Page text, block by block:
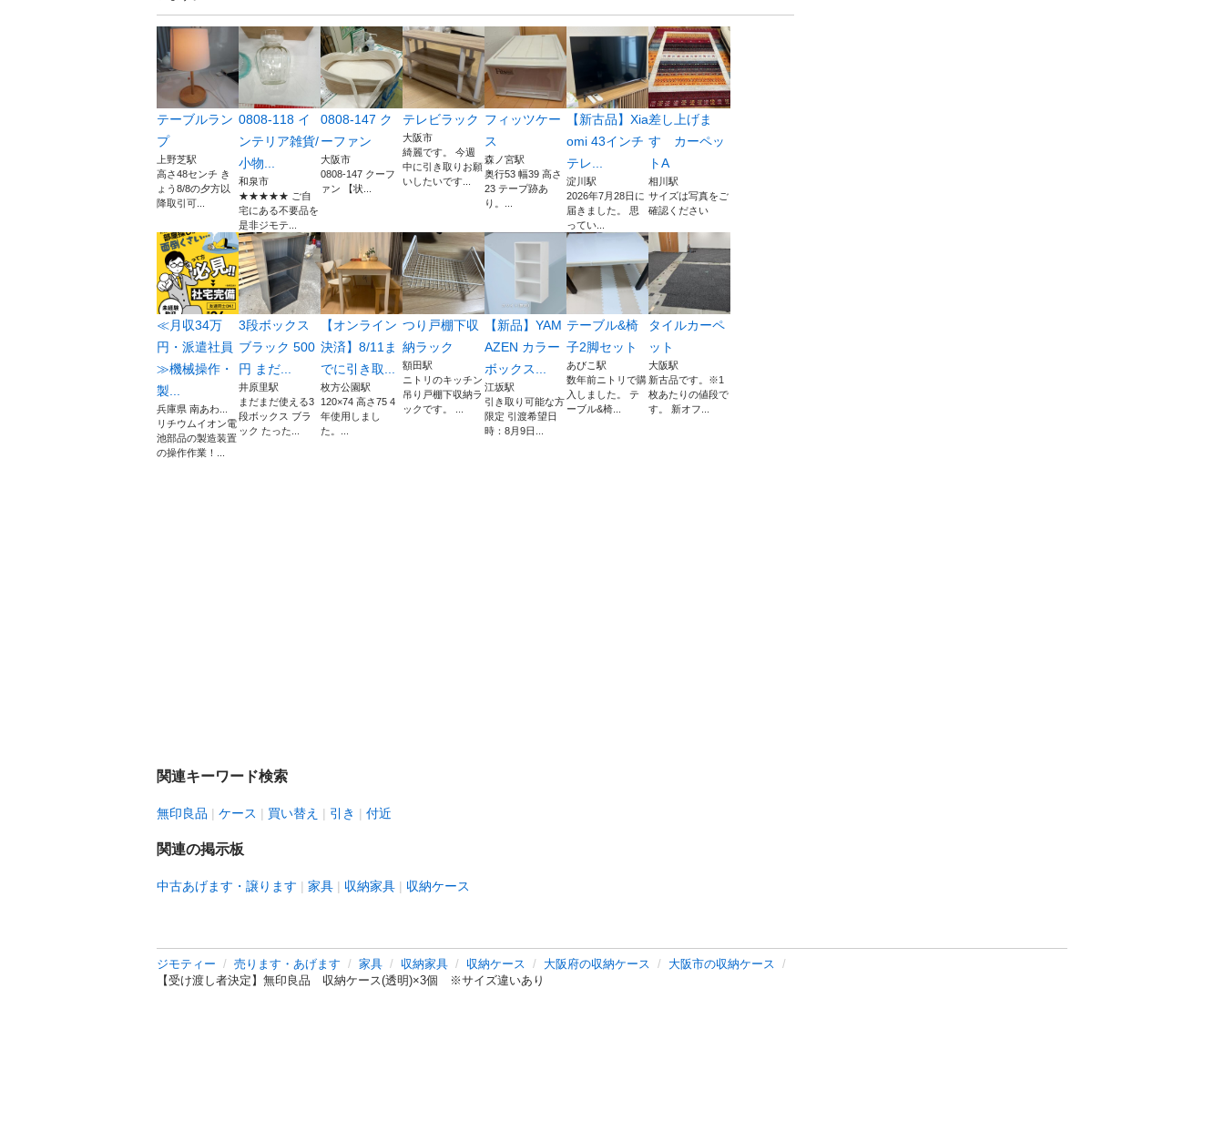
テーブルラン
プ
上野芝駅
高さ48センチ き
ょう8/8の夕方以
降取引可...
0808-118 イ
ンテリア雑貨/
小物...
和泉市
★★★★★ ご自
宅にある不要品を
是非ジモテ...
0808-147 ク
ーファン
大阪市
0808-147 クーフ
ァン 【状...
テレビラック
大阪市
綺麗です。 今週
中に引き取りお願
いしたいです...
フィッツケー
ス
森ノ宮駅
奥行53 幅39 高さ
23 テープ跡あ
り。...
【新古品】Xia
omi 43インチ
テレ...
淀川駅
2026年7月28日に
届きました。 思
ってい...
差し上げま
す カーペッ
トA
相川駅
サイズは写真をご
確認ください
≪月収34万
円・派遣社員
≫機械操作・
製...
兵庫県 南あわ...
リチウムイオン電
池部品の製造装置
の操作作業！...
3段ボックス
ブラック 500
円 まだ...
井原里駅
まだまだ使える3
段ボックス ブラ
ック たった...
【オンライン
決済】8/11ま
でに引き取...
枚方公園駅
120×74 高さ75 4
年使用しまし
た。...
つり戸棚下収
納ラック
額田駅
ニトリのキッチン
吊り戸棚下収納ラ
ックです。 ...
【新品】YAM
AZEN カラー
ボックス...
江坂駅
引き取り可能な方
限定 引渡希望日
時：8月9日...
テーブル&椅
子2脚セット
あびこ駅
数年前ニトリで購
入しました。 テ
ーブル&椅...
タイルカーペ
ット
大阪駅
新古品です。※1
枚あたりの値段で
す。 新オフ...
関連キーワード検索
無印良品 ケース 買い替え 引き 付近
関連の掲示板
中古あげます・譲ります 家具 収納家具 収納ケース
ジモティー 売ります・あげます 家具 収納家具 収納ケース 大阪府の収納ケース
大阪市の収納ケース
【受け渡し者決定】無印良品 収納ケース(透明)×3個 ※サイズ違いあり